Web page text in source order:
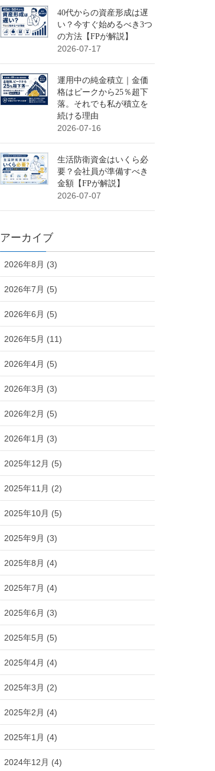
40代からの資産形成は遅
い？今すぐ始めるべき3つ
の方法【FPが解説】
2026-07-17
運用中の純金積立｜金価
格はピークから25％超下
落。それでも私が積立を
続ける理由
2026-07-16
生活防衛資金はいくら必
要？会社員が準備すべき
金額【FPが解説】
2026-07-07
アーカイブ
2026年8月 (3)
2026年7月 (5)
2026年6月 (5)
2026年5月 (11)
2026年4月 (5)
2026年3月 (3)
2026年2月 (5)
2026年1月 (3)
2025年12月 (5)
2025年11月 (2)
2025年10月 (5)
2025年9月 (3)
2025年8月 (4)
2025年7月 (4)
2025年6月 (3)
2025年5月 (5)
2025年4月 (4)
2025年3月 (2)
2025年2月 (4)
2025年1月 (4)
2024年12月 (4)